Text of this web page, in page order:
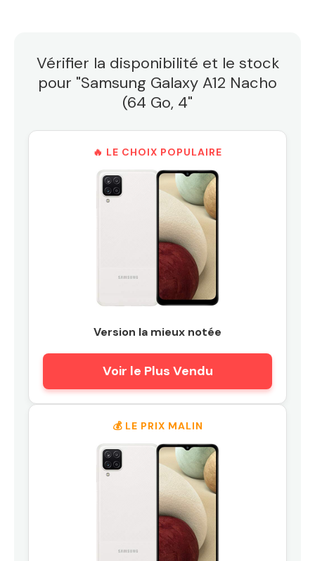
Vérifier la disponibilité et le stock
pour "Samsung Galaxy A12 Nacho
(64 Go, 4"
🔥 LE CHOIX POPULAIRE
Version la mieux notée
Voir le Plus Vendu
💰 LE PRIX MALIN